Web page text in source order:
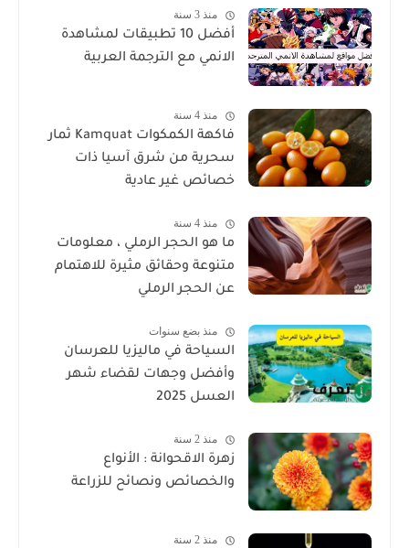
منذ 3 سنة
أفضل 10 تطبيقات لمشاهدة
الانمي مع الترجمة العربية
منذ 4 سنة
فاكهة الكمكوات Kamquat ثمار
سحرية من شرق آسيا ذات
خصائص غير عادية
منذ 4 سنة
ما هو الحجر الرملي ، معلومات
متنوعة وحقائق مثيرة للاهتمام
عن الحجر الرملي
منذ بضع سنوات
السياحة في ماليزيا للعرسان
وأفضل وجهات لقضاء شهر
العسل 2025
منذ 2 سنة
زهرة الاقحوانة : الأنواع
والخصائص ونصائح للزراعة
منذ 2 سنة